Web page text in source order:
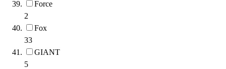
Force
2
Fox
33
GIANT
5